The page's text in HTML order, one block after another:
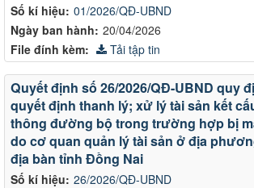
Số kí hiệu: 01/2026/QĐ-UBND
Ngày ban hành: 20/04/2026
File đính kèm: Tải tập tin
Số kí hiệu: 26/2026/QĐ-UBND
Quyết định số 26/2026/QĐ-UBND quy
quyết định thanh lý; xử lý tài sản kết
thông đường bộ trong trường hợp bị
do cơ quan quản lý tài sản ở địa
địa bàn tỉnh Đồng Nai